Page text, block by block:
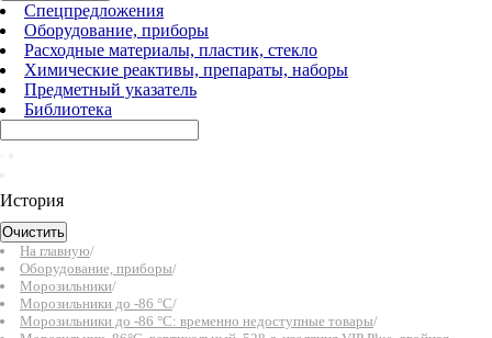
Спецпредложения
Оборудование, приборы
Расходные материалы, пластик, стекло
Химические реактивы, препараты, наборы
Предметный указатель
Библиотека
История
Очистить
На главную/
Оборудование, приборы/
Морозильники/
Морозильники до -86 °C/
Морозильники до -86 °С: временно недоступные товары/